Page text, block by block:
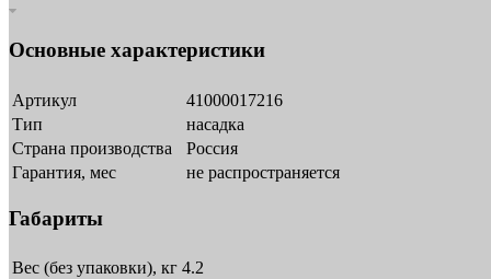
Основные характеристики
Артикул
41000017216
Тип
насадка
Страна производства
Россия
Гарантия, мес
не распространяется
Габариты
Вес (без упаковки), кг 4.2